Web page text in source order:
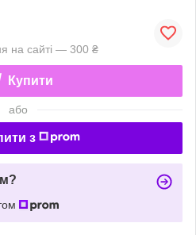
на сайті — 300 ₴
Купити
або
з